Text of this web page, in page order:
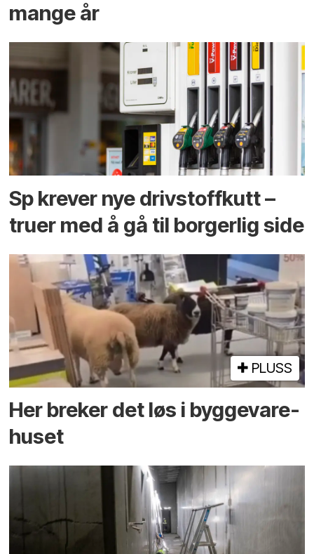
mange år
Sp krever nye drivstoffkutt –
truer med å gå til borgerlig side
PLUSS
Her breker det løs i bygge­vare­
huset